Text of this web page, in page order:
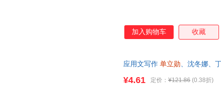
三秦出
山东教育出版社
长江文艺出版社
黑龙江
河北少年儿童出版社
河北美
加入购物车 收藏
应用文写作 单立勋、沈冬娜、
¥4.61 定价： ¥121.86 (0.38折)